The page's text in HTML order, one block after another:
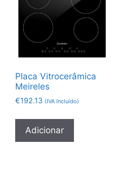
Placa Vitrocerâmica
Meireles
€192.13 (IVA Incluído)
Adicionar